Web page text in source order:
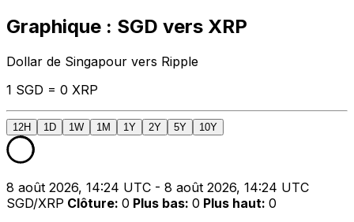
Graphique : SGD vers XRP
Dollar de Singapour vers Ripple
1 SGD = 0 XRP
12H 1D 1W 1M 1Y 2Y 5Y 10Y
8 août 2026, 14:24 UTC - 8 août 2026, 14:24 UTC
SGD/XRP Clôture: 0 Plus bas: 0 Plus haut: 0